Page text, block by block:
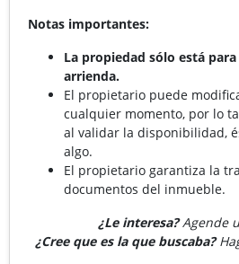
Notas importantes:
La propiedad sólo está para
arrienda.
El propietario puede
cualquier momento, por lo
al validar la disponibilidad,
algo.
El propietario garantiza la
documentos del inmueble.
¿Le interesa?Agende
¿Cree que es la que buscaba?